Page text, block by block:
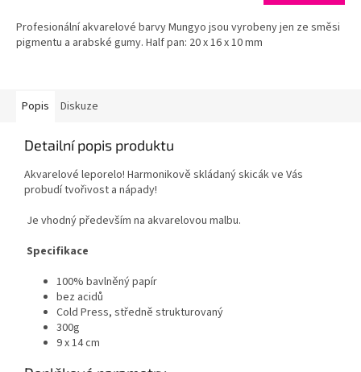
Profesionální akvarelové barvy Mungyo jsou vyrobeny jen ze směsi
pigmentu a arabské gumy. Half pan: 20 x 16 x 10 mm
Popis Diskuze
Detailní popis produktu
Akvarelové leporelo! Harmonikově skládaný skicák ve Vás
probudí tvořivost a nápady!
Je vhodný především na akvarelovou malbu.
Specifikace
100% bavlněný papír
bez acidů
Cold Press, středně strukturovaný
300g
9 x 14 cm